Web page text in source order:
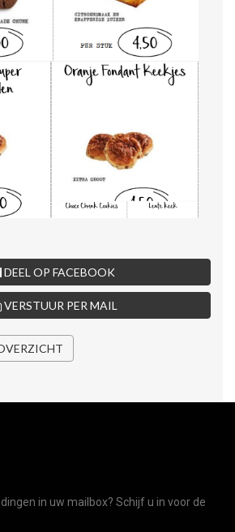
DEEL OP FACEBOOK
VERSTUUR PER MAIL
in uw mailbox? Schijf u in voor de